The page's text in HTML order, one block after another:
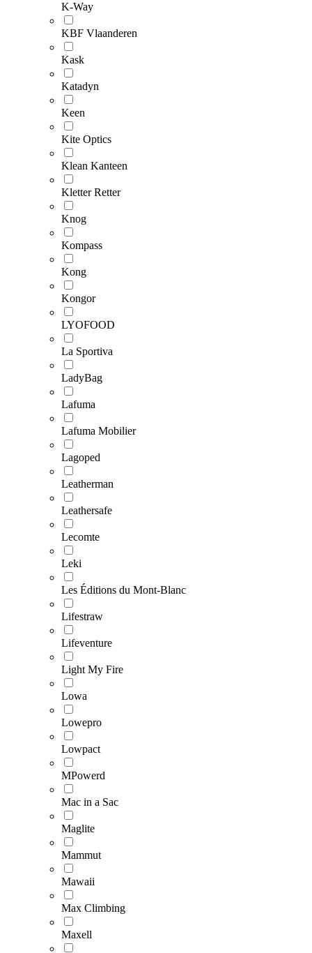
K-Way
KBF Vlaanderen
Kask
Katadyn
Keen
Kite Optics
Klean Kanteen
Kletter Retter
Knog
Kompass
Kong
Kongor
LYOFOOD
La Sportiva
LadyBag
Lafuma
Lafuma Mobilier
Lagoped
Leatherman
Leathersafe
Lecomte
Leki
Les Éditions du Mont-Blanc
Lifestraw
Lifeventure
Light My Fire
Lowa
Lowepro
Lowpact
MPowerd
Mac in a Sac
Maglite
Mammut
Mawaii
Max Climbing
Maxell